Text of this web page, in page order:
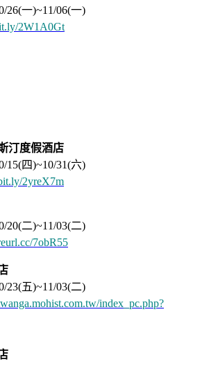
26(一)~11/06(一)⁣
2W1A0Gt
汀度假酒店
15(四)~10/31(六)
2yreX7m​
20(二)~11/03(二)
7obR55
23(五)~11/03(二)
index_pc.php?